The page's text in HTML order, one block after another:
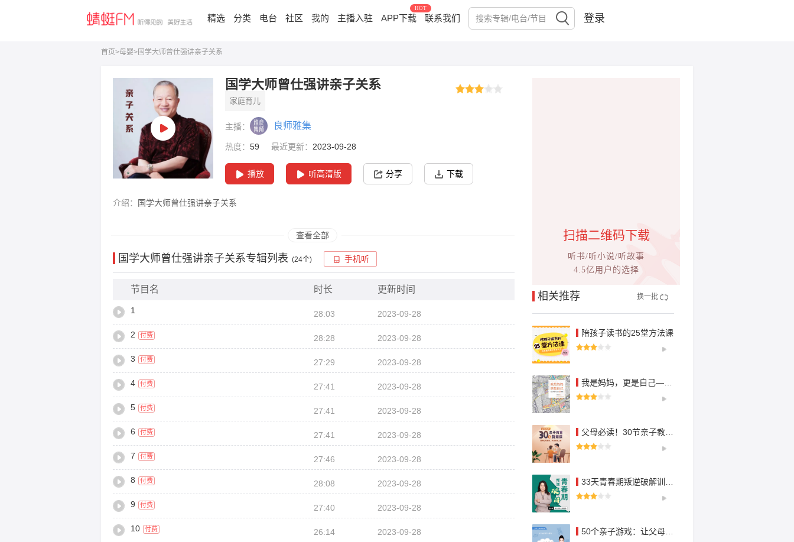
精选 分类 电台 社区 我的 主播入驻 APP下载
HOT
联系我们 登录
首页>母婴>国学大师曾仕强讲亲子关系
国学大师曾仕强讲亲子关系
家庭育儿
主播： 良师雅集
热度： 59 最近更新： 2023-09-28
播放 听高清版 分享 下载
介绍： 国学大师曾仕强讲亲子关系
国学大师曾仕强讲亲子关系
查看全部
国学大师曾仕强讲亲子关系专辑列表 (24个) 手机听
节目名 时长 更新时间
1 28:03 2023-09-28
2 付费 28:28 2023-09-28
3 付费 27:29 2023-09-28
4 付费 27:41 2023-09-28
5 付费 27:41 2023-09-28
6 付费 27:41 2023-09-28
7 付费 27:46 2023-09-28
8 付费 28:08 2023-09-28
9 付费 27:40 2023-09-28
10 付费 26:14 2023-09-28
扫描二维码下载
听书/听小说/听故事
4.5亿用户的选择
相关推荐 换一批
陪孩子读书的25堂方法课